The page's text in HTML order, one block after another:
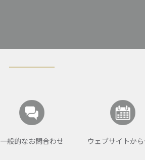
一般的なお問合わせ ウェブサイトか